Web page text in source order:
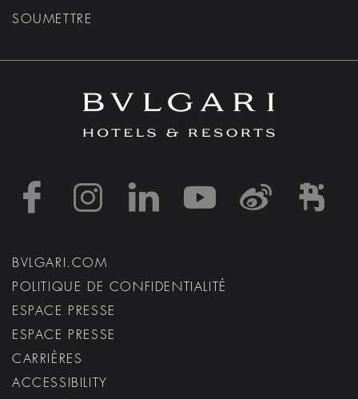
SOUMETTRE
https://https://https://
https://
BVLGARI.COM
POLITIQUE DE CONFIDENTIALITÉ
ESPACE PRESSE
ESPACE PRESSE
CARRIÈRES
ACCESSIBILITY